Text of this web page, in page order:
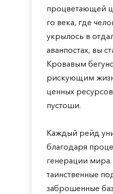
процветающей
го века, где
укрылось в
аванпостах, вы
Кровавым
рискующим
ценных
пустоши.
Каждый рейд
благодаря
генерации
таинственные
заброшенные